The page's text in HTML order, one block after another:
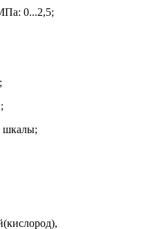
0...2,5;
шкалы;